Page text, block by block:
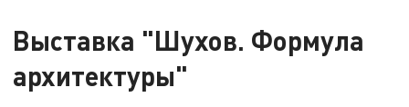
Выставка "Шухов. Формула
архитектуры"